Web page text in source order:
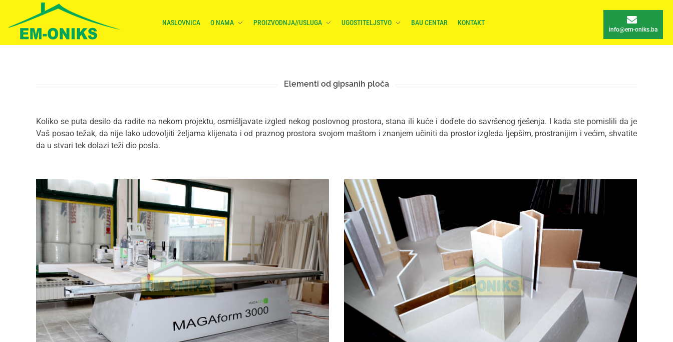
NASLOVNICA O NAMA PROIZVODNJA//USLUGA UGOSTITELJSTVO BAU CENTAR KONTAKT
info@em-oniks.ba
Elementi od gipsanih ploča
Koliko se puta desilo da radite na nekom projektu, osmišljavate izgled nekog poslovnog prostora, stana ili kuće i dođete do savršenog rješenja. I kada ste pomislili da je
Vaš posao težak, da nije lako udovoljiti željama klijenata i od praznog prostora svojom maštom i znanjem učiniti da prostor izgleda ljepšim, prostranijim i većim, shvatite
da u stvari tek dolazi teži dio posla.